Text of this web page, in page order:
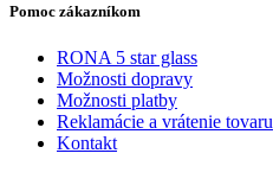
Pomoc zákazníkom
RONA 5 star glass
Možnosti dopravy
Možnosti platby
Reklamácie a vrátenie tovaru
Kontakt